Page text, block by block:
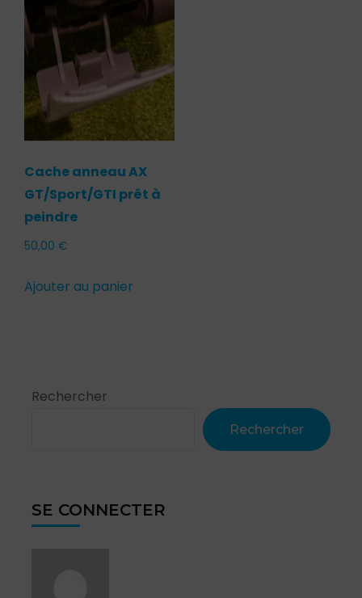
Cache anneau AX
GT/Sport/GTI prêt à
peindre
50,00 €
Ajouter au panier
Rechercher
Rechercher
SE CONNECTER